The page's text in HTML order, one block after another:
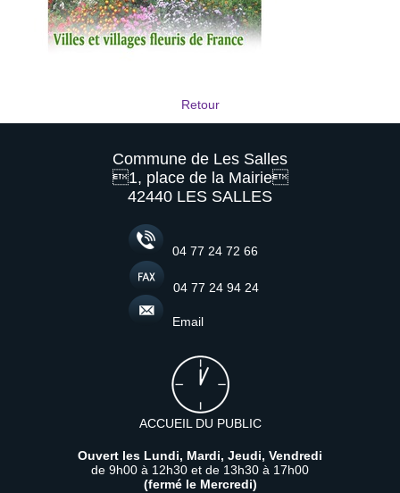
Retour
Commune de Les Salles
1, place de la Mairie
42440 LES SALLES
04 77 24 72 66
04 77 24 94 24
Email
ACCUEIL DU PUBLIC
Ouvert les Lundi, Mardi, Jeudi, Vendredi
de 9h00 à 12h30 et de 13h30 à 17h00
(fermé le Mercredi)